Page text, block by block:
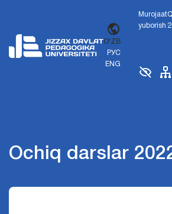
O'ZB
РУС
ENG
Murojaat
yuborish
Ochiq darslar